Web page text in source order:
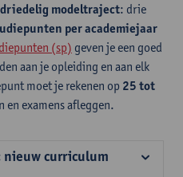
driedelig modeltraject: drie
per academiejaar
(sp) geven je een goed
aan je opleiding en aan elk
moet je rekenen op 25 tot
en examens afleggen.
nieuw curriculum